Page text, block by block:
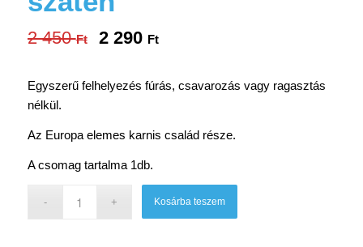
2 450Ft
Original
2 290 FtCurrent
Egyszerű felhelyezés fúrás, csavarozás vagy ragasztás
nélkül.
Az Europa elemes karnis család része.
A csomag tartalma 1db.
Kosárba teszem